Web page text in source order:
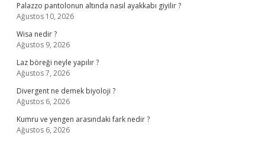
Palazzo pantolonun altında nasıl ayakkabı giyilir ?
Ağustos 10, 2026
Wisa nedir ?
Ağustos 9, 2026
Laz böreği neyle yapılır ?
Ağustos 7, 2026
Divergent ne demek biyoloji ?
Ağustos 6, 2026
Kumru ve yengen arasındaki fark nedir ?
Ağustos 6, 2026